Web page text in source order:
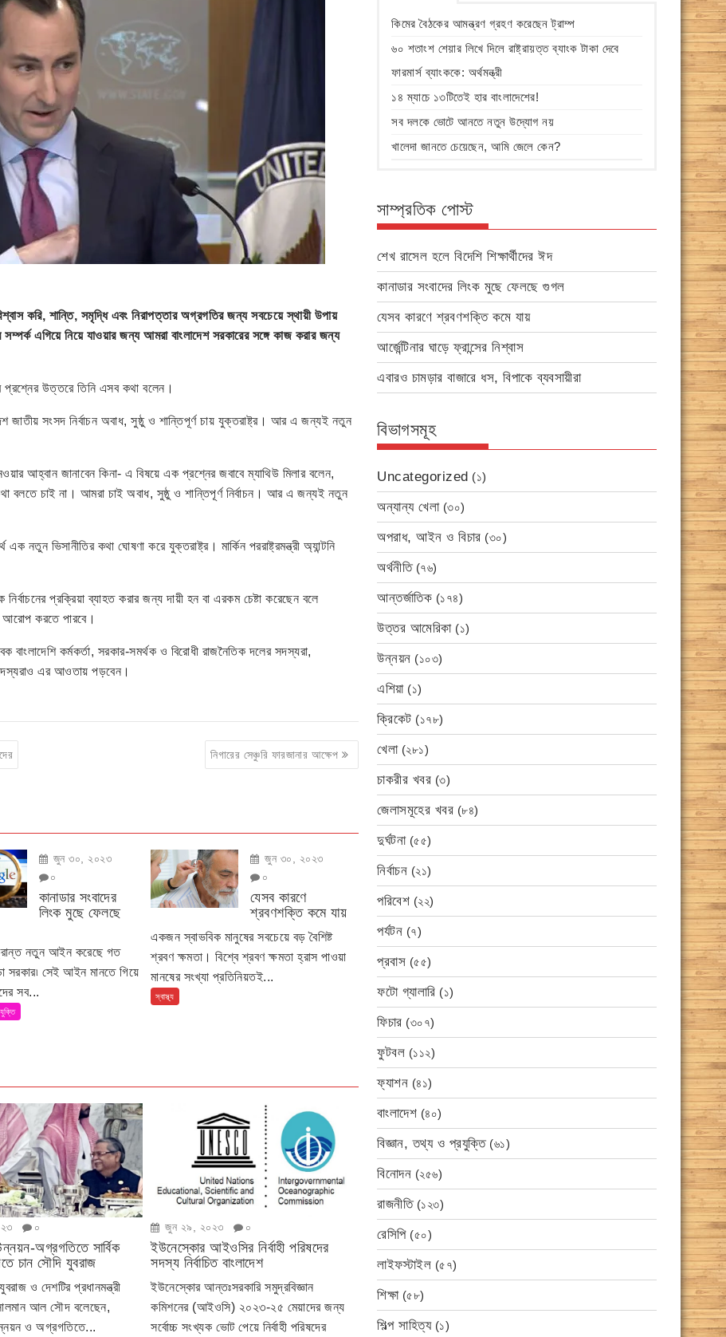
করি, শান্তি, সমৃদ্ধি এবং নিরাপত্তার অগ্রগতির জন্য সবচেয়ে স্থায়ী উপায়
এগিয়ে নিয়ে যাওয়ার জন্য আমরা বাংলাদেশ সরকারের সঙ্গে কাজ করার জন্য
প্রশ্নের উত্তরে তিনি এসব কথা বলেন।
জাতীয় সংসদ নির্বাচন অবাধ, সুষ্ঠু ও শান্তিপূর্ণ চায় যুক্তরাষ্ট্র। আর এ জন্যই নতুন
আহ্বান জানাবেন কিনা- এ বিষয়ে এক প্রশ্নের জবাবে ম্যাথিউ মিলার বলেন,
বলতে চাই না। আমরা চাই অবাধ, সুষ্ঠু ও শান্তিপূর্ণ নির্বাচন। আর এ জন্যই নতুন
নতুন ভিসানীতির কথা ঘোষণা করে যুক্তরাষ্ট্র। মার্কিন পররাষ্ট্রমন্ত্রী অ্যান্টনি
প্রক্রিয়া ব্যাহত করার জন্য দায়ী হন বা এরকম চেষ্টা করেছেন বলে
আরোপ করতে পারবে।
বাংলাদেশি কর্মকর্তা, সরকার-সমর্থক ও বিরোধী রাজনৈতিক দলের সদস্যরা,
এর আওতায় পড়বেন।
নিগারের সেঞ্চুরি ফারজানার আক্ষেপ
জুন ৩০, ২০২৩
০
কানাডার সংবাদের
লিংক মুছে ফেলছে
নতুন আইন করেছে গত
সরকার৷ সেই আইন মানতে গিয়ে
সব...
জুন ৩০, ২০২৩
০
যেসব কারণে
শ্রবণশক্তি কমে যায়
একজন স্বাভবিক মানুষের সবচেয়ে বড় বৈশিষ্ট
শ্রবণ ক্ষমতা। বিশ্বে শ্রবণ ক্ষমতা হ্রাস পাওয়া
মানষের সংখ্যা প্রতিনিয়তই...
স্বাস্থ্য
০
অগ্রগতিতে সার্বিক
চান সৌদি যুবরাজ
ও দেশটির প্রধানমন্ত্রী
আল সৌদ বলেছেন,
ও অগ্রগতিতে...
জুন ২৯, ২০২৩ ০
ইউনেস্কোর আইওসির নির্বাহী পরিষদের
সদস্য নির্বাচিত বাংলাদেশ
ইউনেস্কোর আন্তঃসরকারি সমুদ্রবিজ্ঞান
কমিশনের (আইওসি) ২০২৩-২৫ মেয়াদের জন্য
সর্বোচ্চ সংখ্যক ভোট পেয়ে নির্বাহী পরিষদের
কিমের বৈঠকের আমন্ত্রণ গ্রহণ করেছেন ট্রাম্প
৬০ শতাংশ শেয়ার লিখে দিলে রাষ্ট্রায়ত্ত ব্যাংক টাকা দেবে
ফারমার্স ব্যাংককে: অর্থমন্ত্রী
১৪ ম্যাচে ১৩টিতেই হার বাংলাদেশের!
সব দলকে ভোটে আনতে নতুন উদ্যোগ নয়
খালেদা জানতে চেয়েছেন, আমি জেলে কেন?
সাম্প্রতিক পোস্ট
শেখ রাসেল হলে বিদেশি শিক্ষার্থীদের ঈদ
কানাডার সংবাদের লিংক মুছে ফেলছে গুগল
যেসব কারণে শ্রবণশক্তি কমে যায়
আর্জেন্টিনার ঘাড়ে ফ্রান্সের নিশ্বাস
এবারও চামড়ার বাজারে ধস, বিপাকে ব্যবসায়ীরা
বিভাগসমূহ
Uncategorized (১)
অন্যান্য খেলা(৩০)
অপরাধ, আইন ও বিচার (৩০)
অর্থনীতি(৭৬)
আন্তর্জাতিক (১৭৪)
উত্তর আমেরিকা(১)
উন্নয়ন (১০৩)
এশিয়া(১)
ক্রিকেট (১৭৮)
খেলা(২৮১)
চাকরীর খবর (৩)
জেলাসমূহের খবর (৮৪)
দুর্ঘটনা(৫৫)
নির্বাচন (২১)
পরিবেশ (২২)
পর্যটন (৭)
প্রবাস (৫৫)
ফটো গ্যালারি (১)
ফিচার (৩০৭)
ফুটবল (১১২)
ফ্যাশন (৪১)
বাংলাদেশ (৪০)
বিজ্ঞান, তথ্য ও প্রযুক্তি(৬১)
বিনোদন (২৫৬)
রাজনীতি(১২৩)
রেসিপি(৫০)
লাইফস্টাইল (৫৭)
শিক্ষা(৫৮)
শিল্প সাহিত্য(১)